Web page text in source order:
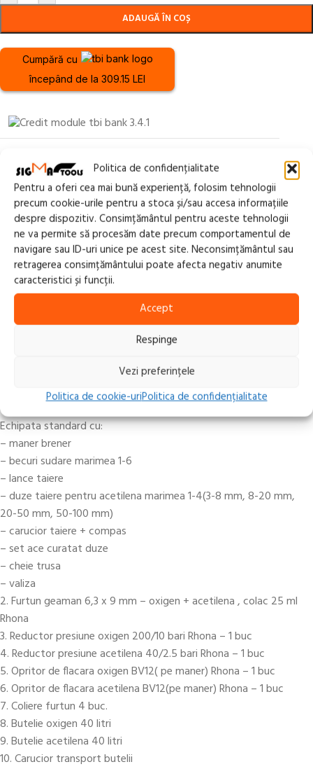
Politica de confidențialitate
Pentru a oferi cea mai bună experiență, folosim tehnologii
precum cookie-urile pentru a stoca și/sau accesa informațiile
despre dispozitiv. Consimțământul pentru aceste tehnologii
ne va permite să procesăm date precum comportamentul de
navigare sau ID-uri unice pe acest site. Neconsimțământul sau
retragerea consimțământului poate afecta negativ anumite
caracteristici și funcții.
Accept
Respinge
Vezi preferințele
Politica de cookie-uriPolitica de confidențialitate
ADAUGĂ ÎN COȘ
Cumpără cu
începând de la 309.15 LEI
440.29 Lei x 24 rate
SKU:SET PORTABIL 40
Categorii:APARATE DE SUDURA/ ACCESORII/ CONSUMABILE
APARATE SUDURA TAIERE OXI-GAZ
1. Trusa combinata sudare si taiere oxigaz RK20 Rhona ptr.
acetilena
Echipata standard cu:
– maner brener
– becuri sudare marimea 1-6
– lance taiere
– duze taiere pentru acetilena marimea 1-4(3-8 mm, 8-20 mm,
20-50 mm, 50-100 mm)
– carucior taiere + compas
– set ace curatat duze
– cheie trusa
– valiza
2. Furtun geaman 6,3 x 9 mm – oxigen + acetilena , colac 25 ml
Rhona
3. Reductor presiune oxigen 200/10 bari Rhona – 1 buc
4. Reductor presiune acetilena 40/2.5 bari Rhona – 1 buc
5. Opritor de flacara oxigen BV12( pe maner) Rhona – 1 buc
6. Opritor de flacara acetilena BV12(pe maner) Rhona – 1 buc
7. Coliere furtun 4 buc.
8. Butelie oxigen 40 litri
9. Butelie acetilena 40 litri
10. Carucior transport butelii